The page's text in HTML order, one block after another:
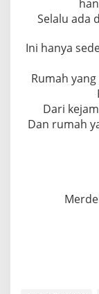
Selalu ada
Ini hanya
Rumah
Dari
Dan rumah